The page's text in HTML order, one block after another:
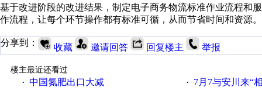
基于改进阶段的改进结果，制定电子商务物流标准作业流程和
作流程，让每个环节操作都有标准可循，从而节省时间和资源。
分享到： 收藏 邀请回答 回复楼主 举报
楼主最近还看过
· 中国氮肥出口大减 · 7月7与安川来“